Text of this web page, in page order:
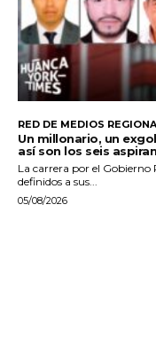
RED DE MEDIOS
Un millonario, un
así son los seis
La carrera por el
definidos a sus...
05/08/2026